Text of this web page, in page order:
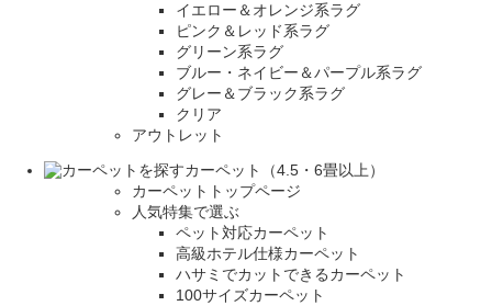
イエロー＆オレンジ系ラグ
ピンク＆レッド系ラグ
グリーン系ラグ
ブルー・ネイビー＆パープル系ラグ
グレー＆ブラック系ラグ
クリア
アウトレット
カーペット（4.5・6畳以上）
カーペットトップページ
人気特集で選ぶ
ペット対応カーペット
高級ホテル仕様カーペット
ハサミでカットできるカーペット
100サイズカーペット